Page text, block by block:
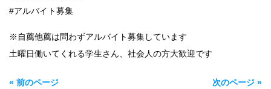
#アルバイト募集
※自薦他薦は問わずアルバイト募集しています
土曜日働いてくれる学生さん、社会人の方大歓迎です
« 前のページ 次のページ »